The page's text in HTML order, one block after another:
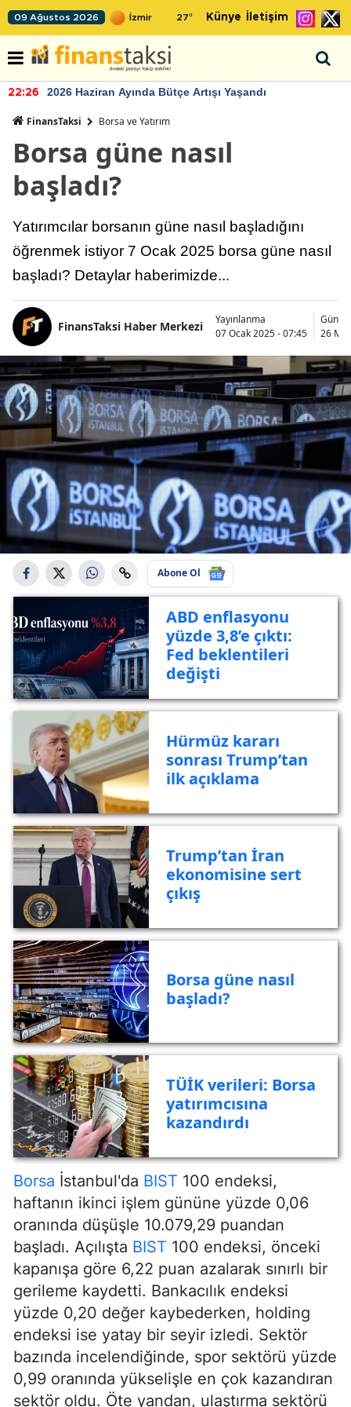
09 Ağustos 2026 27° Künye İletişim
22:26 2026 Haziran Ayında Bütçe Artışı Yaşandı
FinansTaksi Borsa ve Yatırım
Borsa güne nasıl
başladı?
Yatırımcılar borsanın güne nasıl başladığını
öğrenmek istiyor 7 Ocak 2025 borsa güne nasıl
başladı? Detaylar haberimizde...
FinansTaksi Haber Merkezi
Yayınlanma
07 Ocak 2025 - 07:45
26
Abone Ol
ABD enflasyonu
yüzde 3,8’e çıktı:
Fed beklentileri
değişti
Hürmüz kararı
sonrası Trump’tan
ilk açıklama
Trump’tan İran
ekonomisine sert
çıkış
Borsa güne nasıl
başladı?
TÜİK verileri: Borsa
yatırımcısına
kazandırdı
Borsa İstanbul'da BIST 100 endeksi,
haftanın ikinci işlem gününe yüzde 0,06
oranında düşüşle 10.079,29 puandan
başladı. Açılışta BIST 100 endeksi, önceki
kapanışa göre 6,22 puan azalarak sınırlı bir
gerileme kaydetti. Bankacılık endeksi
yüzde 0,20 değer kaybederken, holding
endeksi ise yatay bir seyir izledi. Sektör
bazında incelendiğinde, spor sektörü yüzde
0,99 oranında yükselişle en çok kazandıran
sektör oldu. Öte yandan, ulaştırma sektörü